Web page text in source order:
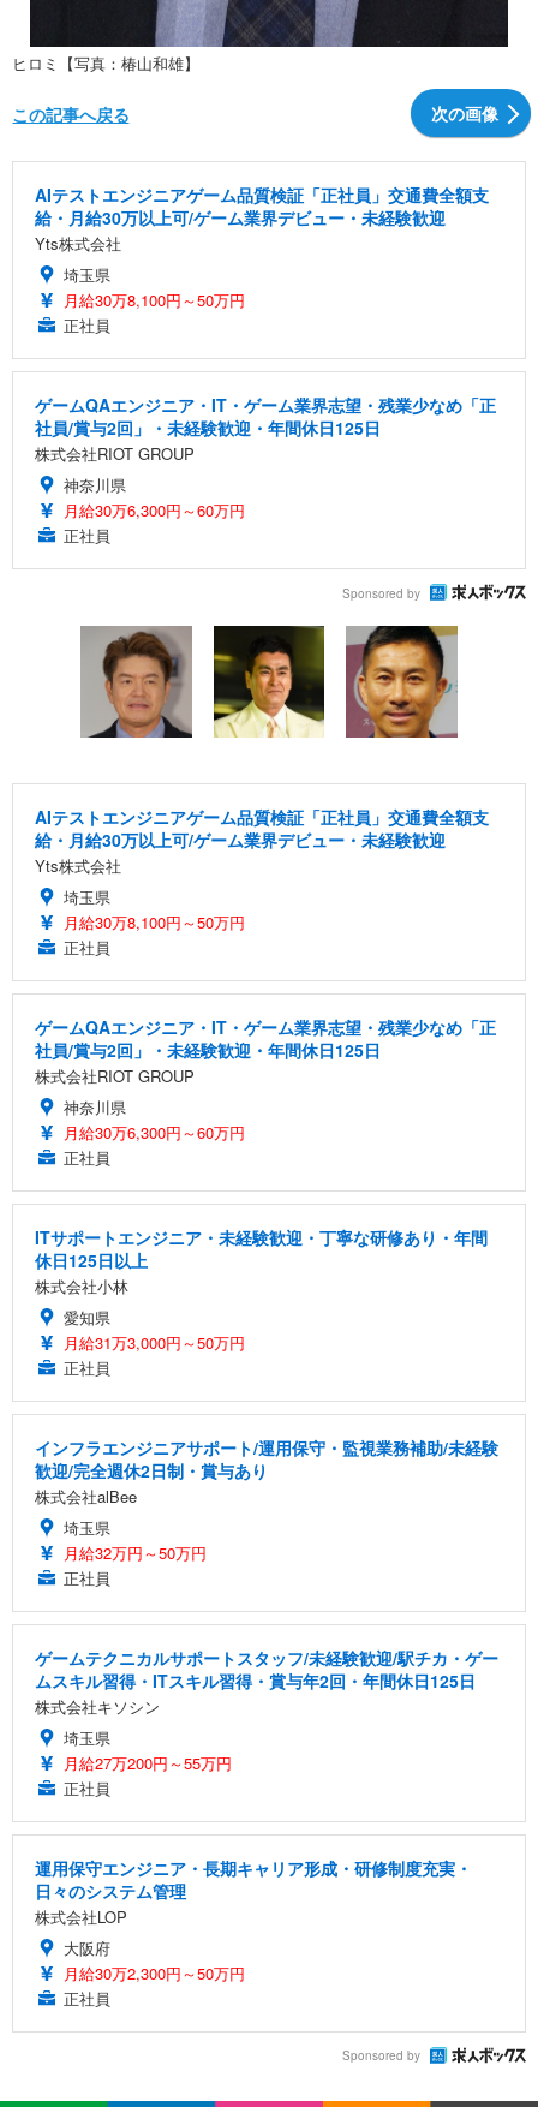
ヒロミ【写真：椿山和雄】
次の画像
この記事へ戻る
AIテストエンジニアゲーム品質検証「正社員」交通費全額支
給・月給30万以上可/ゲーム業界デビュー・未経験歓迎
Yts株式会社
埼玉県
月給30万8,100円～50万円
正社員
ゲームQAエンジニア・IT・ゲーム業界志望・残業少なめ「正
社員/賞与2回」・未経験歓迎・年間休日125日
株式会社RIOT GROUP
神奈川県
月給30万6,300円～60万円
正社員
Sponsored by
AIテストエンジニアゲーム品質検証「正社員」交通費全額支
給・月給30万以上可/ゲーム業界デビュー・未経験歓迎
Yts株式会社
埼玉県
月給30万8,100円～50万円
正社員
ゲームQAエンジニア・IT・ゲーム業界志望・残業少なめ「正
社員/賞与2回」・未経験歓迎・年間休日125日
株式会社RIOT GROUP
神奈川県
月給30万6,300円～60万円
正社員
ITサポートエンジニア・未経験歓迎・丁寧な研修あり・年間
休日125日以上
株式会社小林
愛知県
月給31万3,000円～50万円
正社員
インフラエンジニアサポート/運用保守・監視業務補助/未経験
歓迎/完全週休2日制・賞与あり
株式会社alBee
埼玉県
月給32万円～50万円
正社員
ゲームテクニカルサポートスタッフ/未経験歓迎/駅チカ・ゲー
ムスキル習得・ITスキル習得・賞与年2回・年間休日125日
株式会社キソシン
埼玉県
月給27万200円～55万円
正社員
運用保守エンジニア・長期キャリア形成・研修制度充実・
日々のシステム管理
株式会社LOP
大阪府
月給30万2,300円～50万円
正社員
Sponsored by